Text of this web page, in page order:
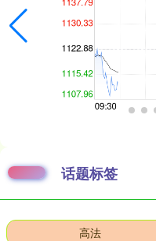
话题标签
高法